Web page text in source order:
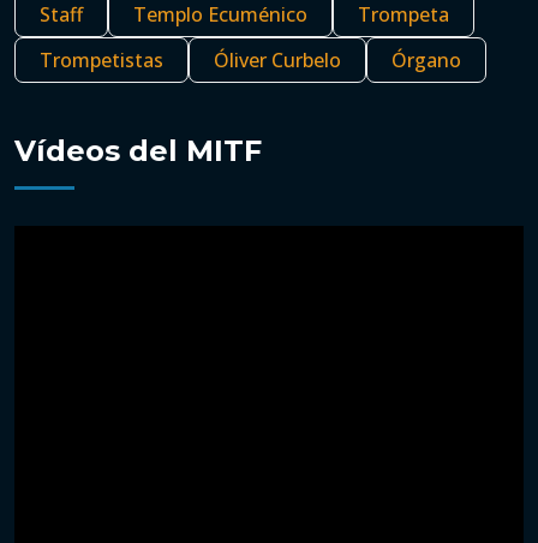
Staff
Templo Ecuménico
Trompeta
Trompetistas
Óliver Curbelo Órgano
Vídeos del MITF